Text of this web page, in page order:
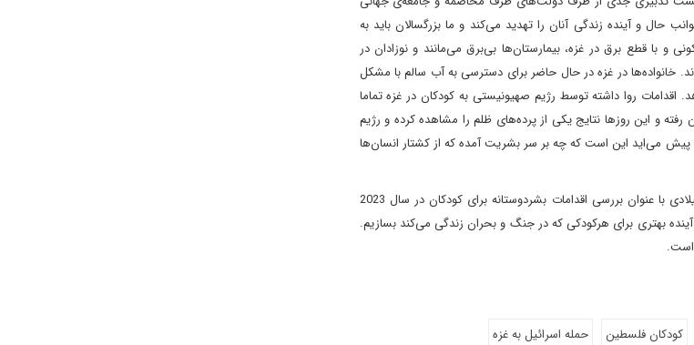
و آینده زندگی آنان را تهدید می‌کند و ما بزرگسالان باید به
و با قطع برق در غزه، بیمارستان‌ها بی‌برق می‌مانند و نوزادان در
خانواده‌ها در غزه در حال حاضر برای دسترسی به آب سالم با مشکل
روا داشته توسط رژیم صهیونیستی به کودکان در غزه تماما
و این روزها نتایج یکی از پرده‌های ظلم را مشاهده کرده و رژیم
پیش می‌اید این است که چه بر سر بشریت آمده که از کشتار انسان‌ها
صندوق حمایت از کودکان سازمان ملل متحد (یونیسف) در گزارش خود در دسامبر ۲۰۲۲ میلادی با عنوان بررسی اقدامات بشردوستانه برای کودکان در سال 2023
بهتری برای هرکودکی که در جنگ و بحران زندگی می‌کند بسازیم.
است.
کودکان فلسطین
حمله اسرائیل به غزه